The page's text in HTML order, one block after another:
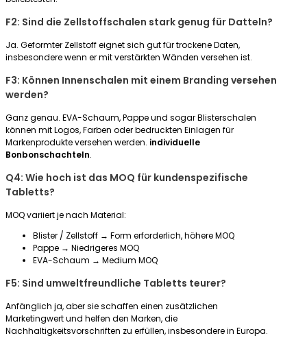
F2: Sind die Zellstoffschalen stark genug für Datteln?
Ja. Geformter Zellstoff eignet sich gut für trockene Daten,
insbesondere wenn er mit verstärkten Wänden versehen ist.
F3: Können Innenschalen mit einem Branding versehen
werden?
Ganz genau. EVA-Schaum, Pappe und sogar Blisterschalen
können mit Logos, Farben oder bedruckten Einlagen für
Markenprodukte versehen werden. individuelle
Bonbonschachteln.
Q4: Wie hoch ist das MOQ für kundenspezifische
Tabletts?
MOQ variiert je nach Material:
Blister / Zellstoff → Form erforderlich, höhere MOQ
Pappe → Niedrigeres MOQ
EVA-Schaum → Medium MOQ
F5: Sind umweltfreundliche Tabletts teurer?
Anfänglich ja, aber sie schaffen einen zusätzlichen
Marketingwert und helfen den Marken, die
Nachhaltigkeitsvorschriften zu erfüllen, insbesondere in Europa.